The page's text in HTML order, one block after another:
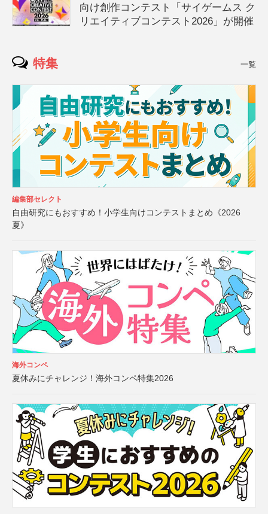
向け創作コンテスト「サイゲームス ク
リエイティブコンテスト2026」が開催
特集 一覧
編集部セレクト
自由研究にもおすすめ！小学生向けコンテストまとめ《2026
夏》
海外コンペ
夏休みにチャレンジ！海外コンペ特集2026